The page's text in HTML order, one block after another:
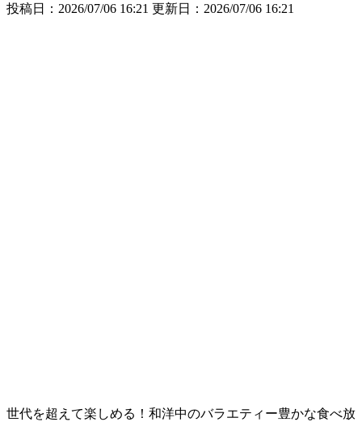
投稿日：2026/07/06 16:21 更新日： 2026/07/06 16:21
世代を超えて楽しめる！和洋中のバラエティー豊かな食べ放